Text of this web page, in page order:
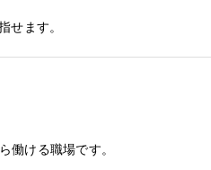
せます。
働ける職場です。